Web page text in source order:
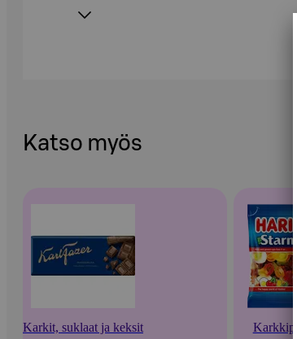
Katso myös
Karkit, suklaat ja keksit